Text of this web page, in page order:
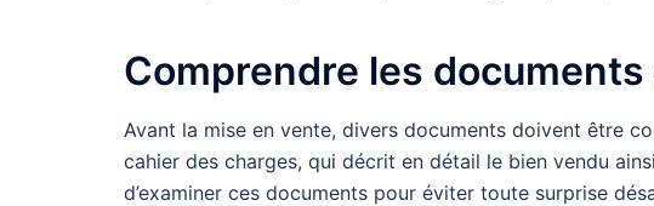
Comprendre les
Avant la mise en vente, divers documents doivent être
cahier des charges, qui décrit en détail le bien vendu
d’examiner ces documents pour éviter toute surprise